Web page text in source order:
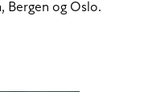
Bergen og Oslo.